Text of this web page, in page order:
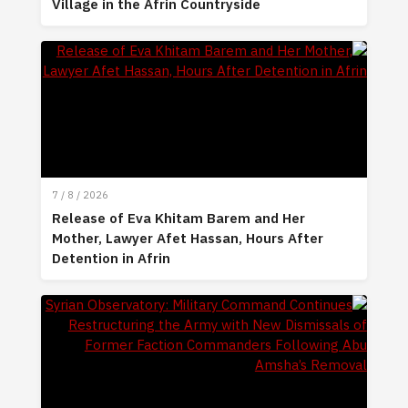
Village in the Afrin Countryside
7 / 8 / 2026
Release of Eva Khitam Barem and Her
Mother, Lawyer Afet Hassan, Hours After
Detention in Afrin